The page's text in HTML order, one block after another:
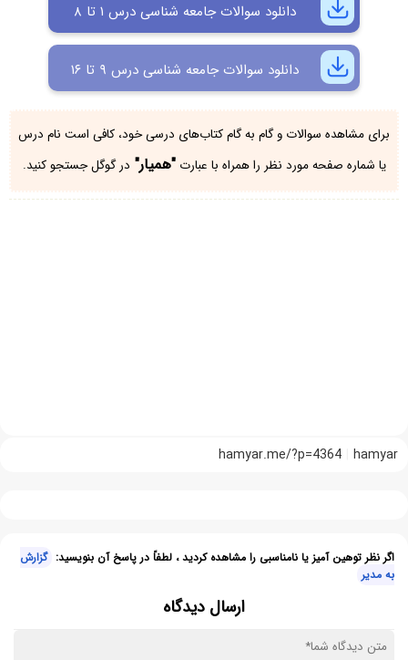
دانلود سوالات جامعه شناسی درس ۱ تا ۸
دانلود سوالات جامعه شناسی درس ۹ تا ۱۶
برای مشاهده سوالات و گام به گام کتاب‌های درسی خود، کافی است نام درس
یا شماره صفحه مورد نظر را همراه با عبارت"همیار" در گوگل جستجو کنید.
hamyar
hamyar.me/?p=4364
اگر نظر توهین آمیز یا نامناسبی را مشاهده کردید ، لطفاً در پاسخ آن بنویسید: گزارش
به مدیر
ارسال دیدگاه